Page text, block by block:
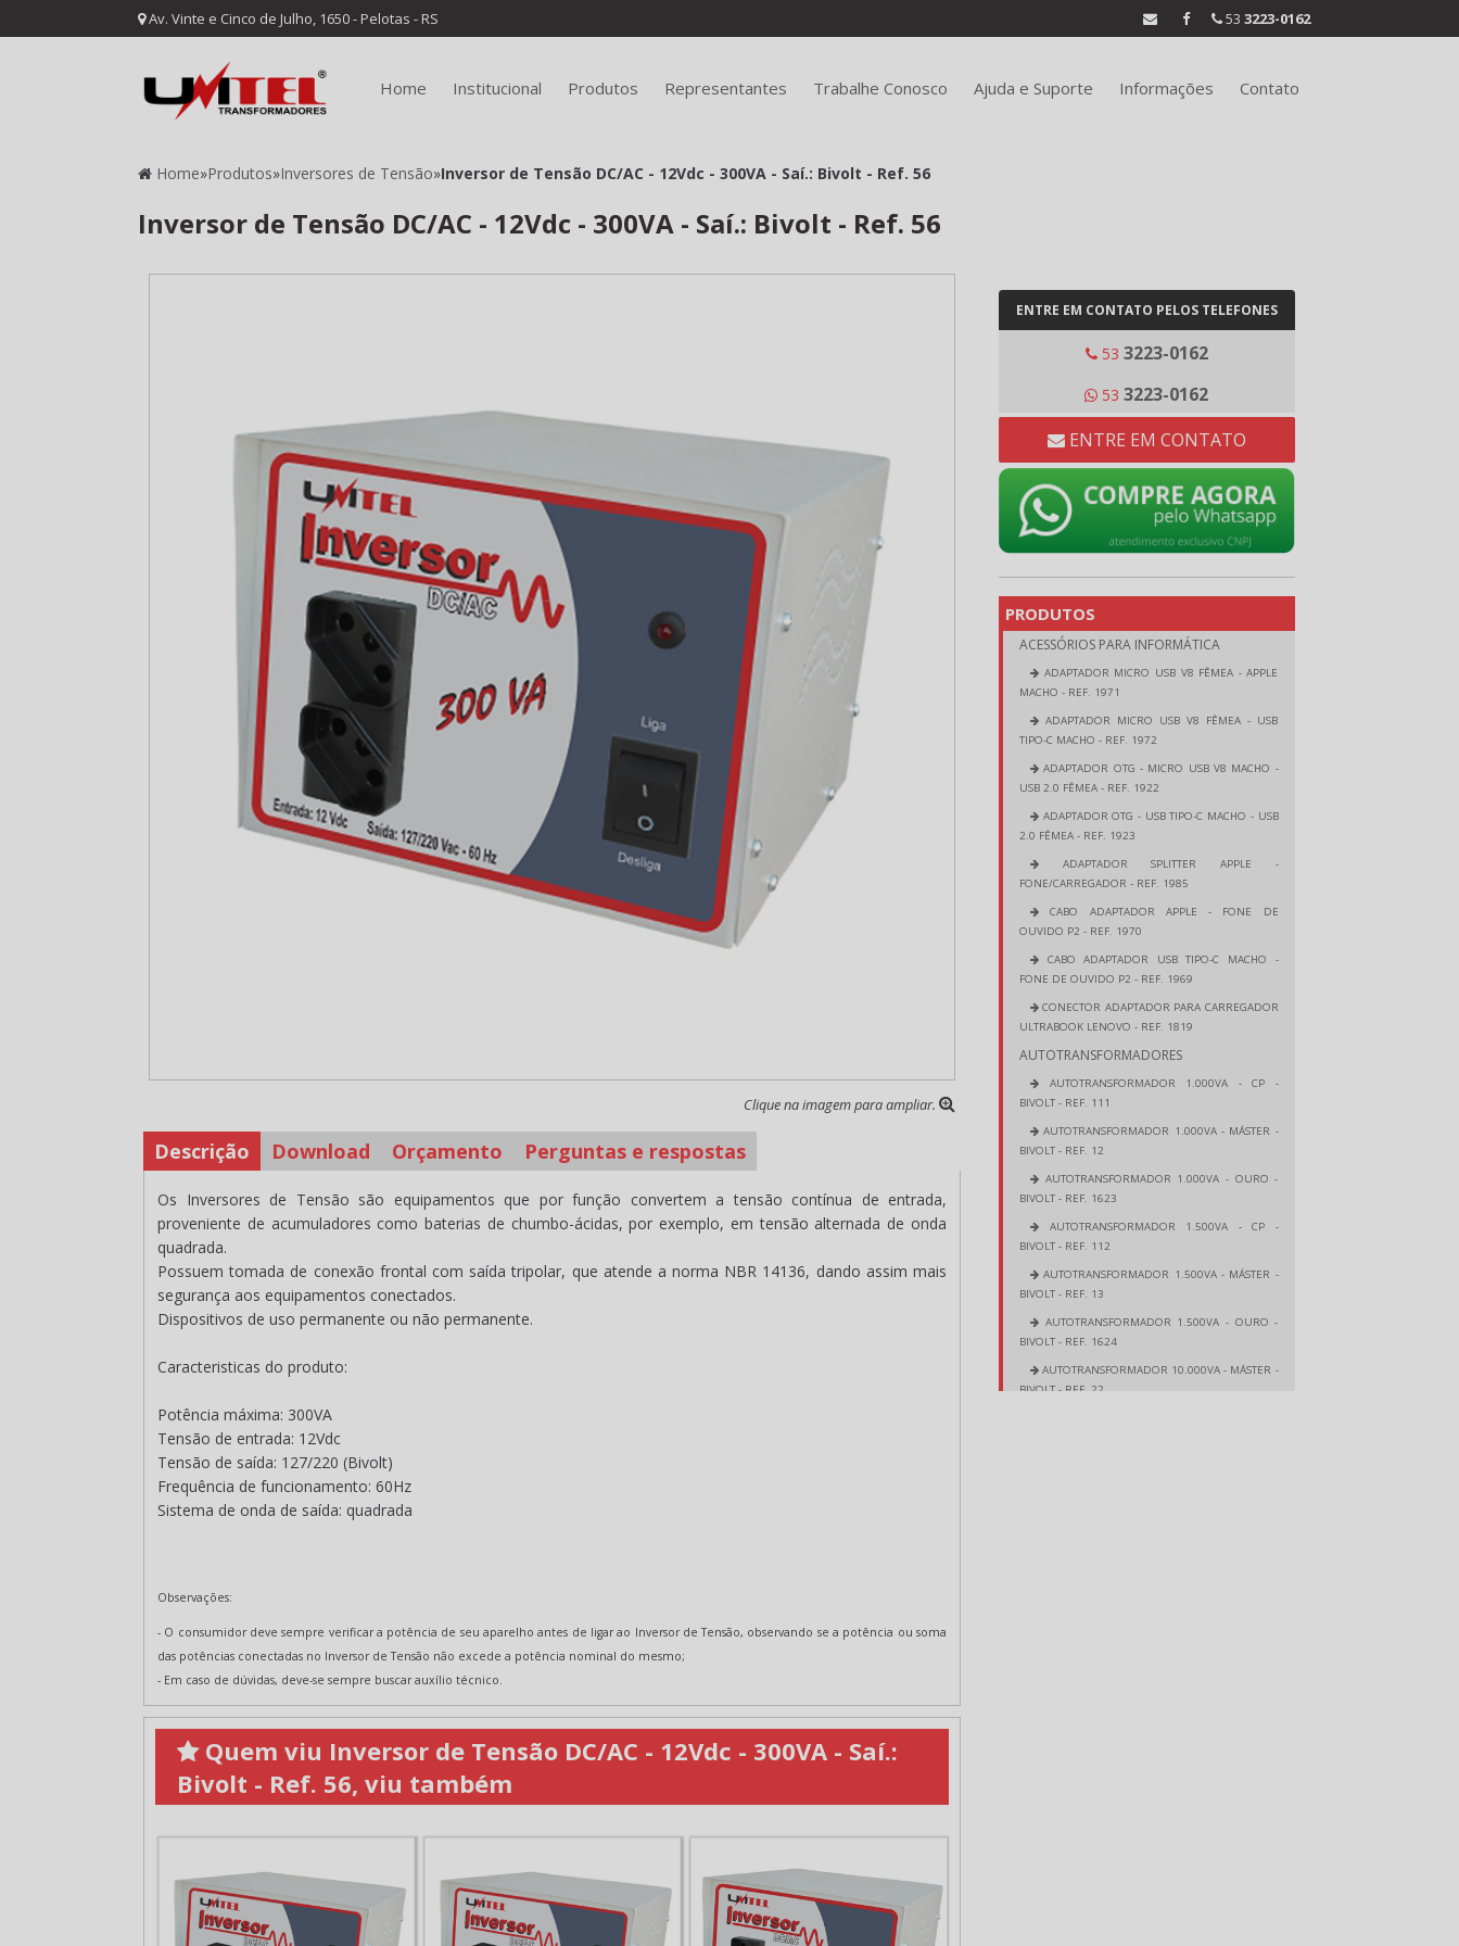
Av. Vinte e Cinco de Julho, 1650 - Pelotas - RS 53 3223-0162
Home Institucional Produtos Representantes Trabalhe Conosco Ajuda e Suporte Informações Contato
Home»Produtos»Inversores de Tensão»Inversor de Tensão DC/AC - 12Vdc - 300VA - Saí.: Bivolt - Ref. 56
Inversor de Tensão DC/AC - 12Vdc - 300VA - Saí.: Bivolt - Ref. 56
Clique na imagem para ampliar.
Descrição Download Orçamento Perguntas e respostas
Os Inversores de Tensão são equipamentos que por função convertem a tensão contínua de entrada,
proveniente de acumuladores como baterias de chumbo-ácidas, por exemplo, em tensão alternada de onda
quadrada.
Possuem tomada de conexão frontal com saída tripolar, que atende a norma NBR 14136, dando assim mais
segurança aos equipamentos conectados.
Dispositivos de uso permanente ou não permanente.
Caracteristicas do produto:
Potência máxima: 300VA
Tensão de entrada: 12Vdc
Tensão de saída: 127/220 (Bivolt)
Frequência de funcionamento: 60Hz
Sistema de onda de saída: quadrada
Observações:
- O consumidor deve sempre verificar a potência de seu aparelho antes de ligar ao Inversor de Tensão, observando se a potência ou soma
das potências conectadas no Inversor de Tensão não excede a potência nominal do mesmo;
- Em caso de dúvidas, deve-se sempre buscar auxílio técnico.
Quem viu Inversor de Tensão DC/AC - 12Vdc - 300VA - Saí.:
Bivolt - Ref. 56, viu também
ENTRE EM CONTATO PELOS TELEFONES
53 3223-0162
533223-0162
ENTRE EM CONTATO
PRODUTOS
ACESSÓRIOS PARA INFORMÁTICA
ADAPTADOR MICRO USB V8 FÊMEA - APPLE
MACHO - REF. 1971
ADAPTADOR MICRO USB V8 FÊMEA - USB
TIPO-C MACHO - REF. 1972
ADAPTADOR OTG - MICRO USB V8 MACHO -
USB 2.0 FÊMEA - REF. 1922
ADAPTADOR OTG - USB TIPO-C MACHO - USB
2.0 FÊMEA - REF. 1923
ADAPTADOR SPLITTER APPLE -
FONE/CARREGADOR - REF. 1985
CABO ADAPTADOR APPLE - FONE DE
OUVIDO P2 - REF. 1970
CABO ADAPTADOR USB TIPO-C MACHO -
FONE DE OUVIDO P2 - REF. 1969
CONECTOR ADAPTADOR PARA CARREGADOR
ULTRABOOK LENOVO - REF. 1819
AUTOTRANSFORMADORES
AUTOTRANSFORMADOR 1.000VA - CP -
BIVOLT - REF. 111
AUTOTRANSFORMADOR 1.000VA - MÁSTER -
BIVOLT - REF. 12
AUTOTRANSFORMADOR 1.000VA - OURO -
BIVOLT - REF. 1623
AUTOTRANSFORMADOR 1.500VA - CP -
BIVOLT - REF. 112
AUTOTRANSFORMADOR 1.500VA - MÁSTER -
BIVOLT - REF. 13
AUTOTRANSFORMADOR 1.500VA - OURO -
BIVOLT - REF. 1624
AUTOTRANSFORMADOR 10.000VA - MÁSTER -
BIVOLT - REF. 22